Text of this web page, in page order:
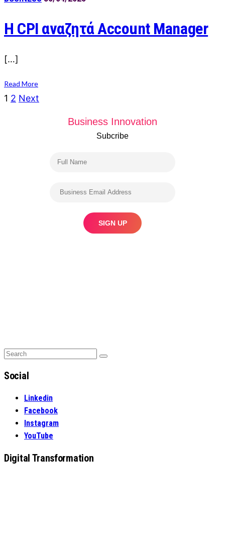
Η CPI αναζητά Account Manager
[…]
Read More
Posts
navigation
1 2 Next
Business Innovation
Subcribe
Search
Search
Social
Linkedin
Facebook
Instagram
YouTube
Digital Transformation